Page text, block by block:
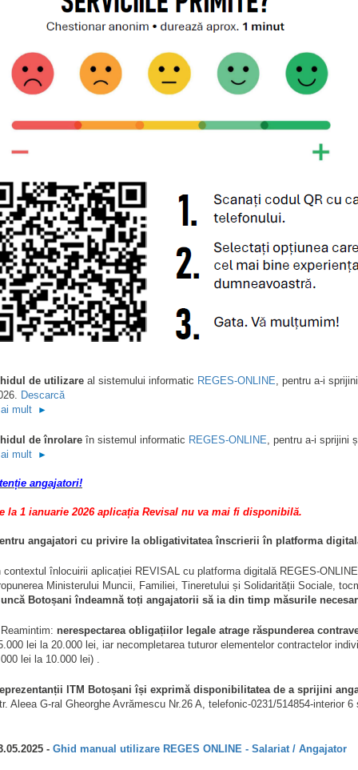
de utilizare al sistemului informatic REGES-ONLINE , pentru a-i
Descarcă
mult
►
de înrolare în sistemul informatic REGES-ONLINE , pentru a-i
mult
►
angajatori!
la 1 ianuarie 2026 aplicația Revisal nu va mai fi disponibilă.
angajatori cu privire la obligativitatea înscrierii în platforma
contextul înlocuirii aplicației REVISAL cu platforma digitală REGES-
Ministerului Muncii, Familiei, Tineretului și Solidarității Sociale,
Botoșani îndeamnă toți angajatorii să ia din timp măsurile
nerespectarea obligațiilor legale atrage răspunderea
lei la 20.000 lei, iar necompletarea tuturor elementelor contractelor
lei la 10.000 lei) .
ITM Botoșani își exprimă disponibilitatea de a sprijini
Aleea G-ral Gheorghe Avrămescu Nr.26 A, telefonic-0231/514854-interior
- Ghid manual utilizare REGES ONLINE - Salariat / Angajator